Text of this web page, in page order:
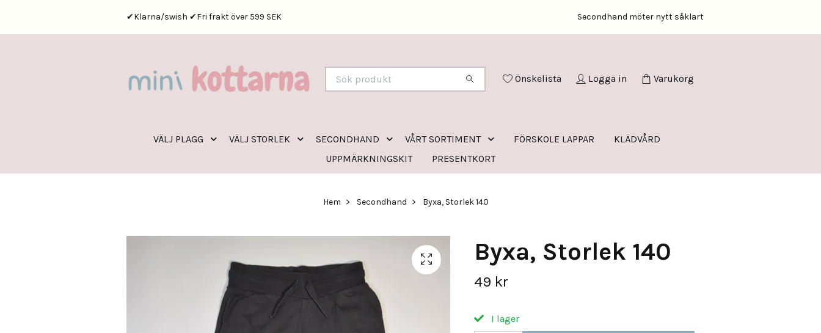
✔Klarna/swish ✔Fri frakt över 599 SEK Secondhand möter nytt såklart
Önskelista Logga in Varukorg
VÄLJ PLAGG VÄLJ STORLEK SECONDHAND VÅRT SORTIMENT FÖRSKOLE LAPPAR
KLÄDVÅRD
UPPMÄRKNINGSKIT
PRESENTKORT
Hem Secondhand Byxa, Storlek 140
Byxa, Storlek 140
49 kr
I lager